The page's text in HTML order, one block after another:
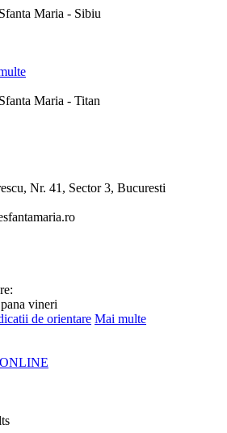
Maria - Sibiu
Maria - Titan
Nr. 41, Sector 3, Bucuresti
vineri
de orientare Mai multe